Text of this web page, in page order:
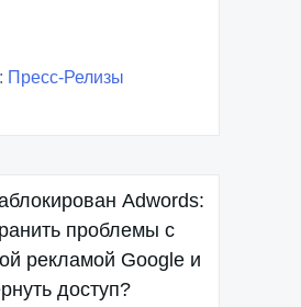
Пресс-Релизы
Adwords:
проблемы с
рекламой Google и
доступ?